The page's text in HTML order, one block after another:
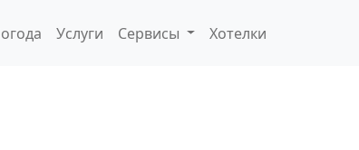
Услуги Сервисы Хотелки